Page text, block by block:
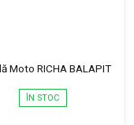
Moto RICHA BALAPIT
ÎN STOC